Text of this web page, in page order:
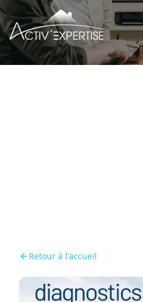
Retour à l'accueil